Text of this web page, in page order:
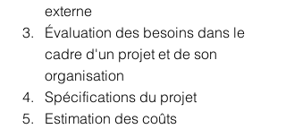
externe
Évaluation des besoins dans le
cadre d'un projet et de son
organisation
Spécifications du projet
Estimation des coûts